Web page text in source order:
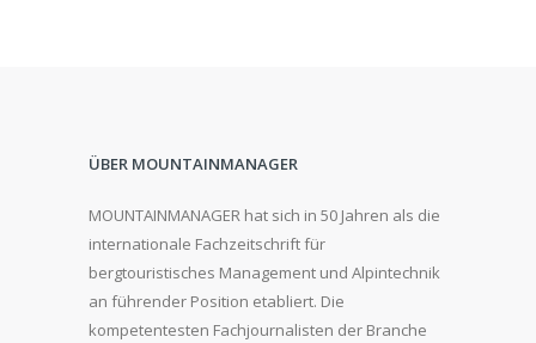
ÜBER MOUNTAINMANAGER
MOUNTAINMANAGER hat sich in 50 Jahren als die
internationale Fachzeitschrift für
bergtouristisches Management und Alpintechnik
an führender Position etabliert. Die
kompetentesten Fachjournalisten der Branche